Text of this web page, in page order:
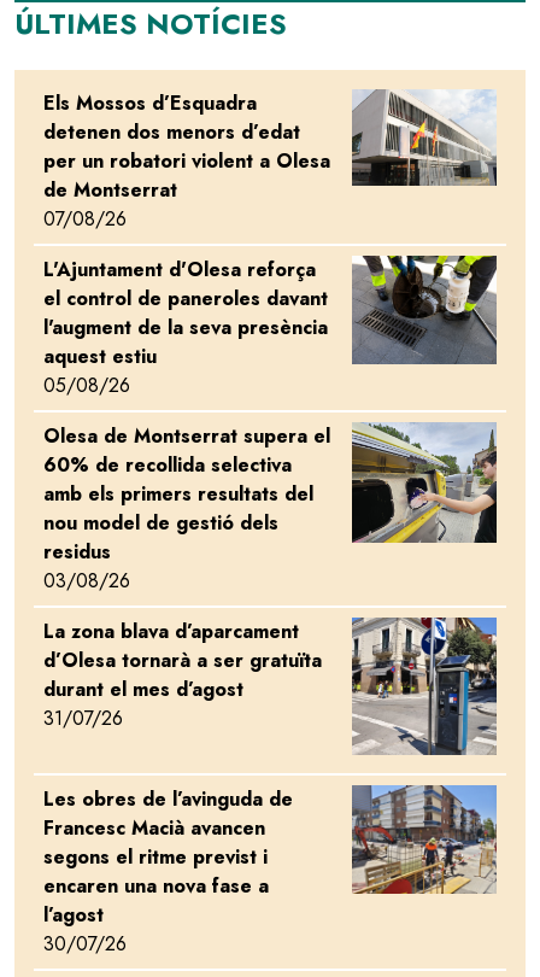
ÚLTIMES NOTÍCIES
Els Mossos d’Esquadra
detenen dos menors d’edat
per un robatori violent a Olesa
de Montserrat
07/08/26
Image
L'Ajuntament d'Olesa reforça
el control de paneroles davant
l'augment de la seva presència
aquest estiu
05/08/26
Image
Olesa de Montserrat supera el
60% de recollida selectiva
amb els primers resultats del
nou model de gestió dels
residus
03/08/26
Image
La zona blava d’aparcament
d’Olesa tornarà a ser gratuïta
durant el mes d’agost
31/07/26
Image
Les obres de l’avinguda de
Francesc Macià avancen
segons el ritme previst i
encaren una nova fase a
l’agost
30/07/26
Image